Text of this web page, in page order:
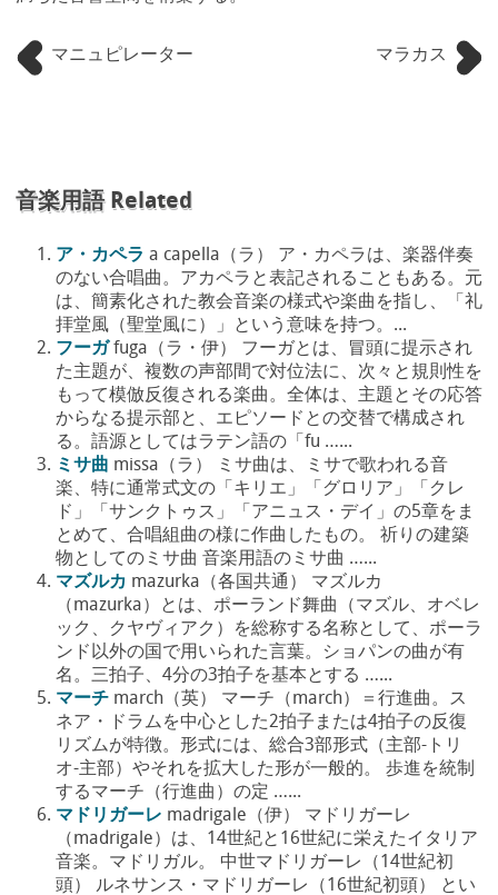
マニュピレーター マラカス
音楽用語 Related
ア・カペラ a capella（ラ） ア・カペラは、楽器伴奏
のない合唱曲。アカペラと表記されることもある。元
は、簡素化された教会音楽の様式や楽曲を指し、「礼
拝堂風（聖堂風に）」という意味を持つ。...
フーガ fuga（ラ・伊） フーガとは、冒頭に提示され
た主題が、複数の声部間で対位法に、次々と規則性を
もって模倣反復される楽曲。全体は、主題とその応答
からなる提示部と、エピソードとの交替で構成され
る。語源としてはラテン語の「fu …...
ミサ曲 missa（ラ） ミサ曲は、ミサで歌われる音
楽、特に通常式文の「キリエ」「グロリア」「クレ
ド」「サンクトゥス」「アニュス・デイ」の5章をま
とめて、合唱組曲の様に作曲したもの。 祈りの建築
物としてのミサ曲 音楽用語のミサ曲 …...
マズルカ mazurka（各国共通） マズルカ
（mazurka）とは、ポーランド舞曲（マズル、オベレ
ック、クヤヴィアク）を総称する名称として、ポーラ
ンド以外の国で用いられた言葉。ショパンの曲が有
名。三拍子、4分の3拍子を基本とする …...
マーチ march（英） マーチ（march）＝行進曲。ス
ネア・ドラムを中心とした2拍子または4拍子の反復
リズムが特徴。形式には、総合3部形式（主部-トリ
オ-主部）やそれを拡大した形が一般的。 歩進を統制
するマーチ（行進曲）の定 …...
マドリガーレ madrigale（伊） マドリガーレ
（madrigale）は、14世紀と16世紀に栄えたイタリア
音楽。マドリガル。 中世マドリガーレ（14世紀初
頭） ルネサンス・マドリガーレ（16世紀初頭） とい